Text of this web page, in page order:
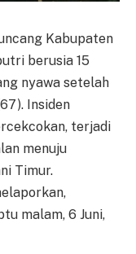
Kabupaten
berusia 15
nyawa setelah
Insiden
terjadi
menuju
Timur.
malam, 6 Juni,